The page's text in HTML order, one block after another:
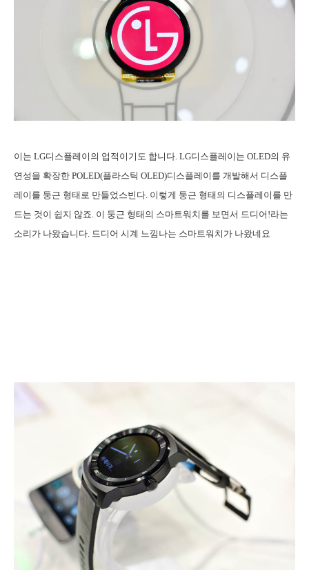
이는 LG디스플레이의 업적이기도 합니다. LG디스플레이는 OLED의 유
연성을 확장한 POLED(플라스틱 OLED)디스플레이를 개발해서 디스플
레이를 둥근 형태로 만들었스빈다. 이렇게 둥근 형태의 디스플레이를 만
드는 것이 쉽지 않죠. 이 둥근 형태의 스마트워치를 보면서 드디어!라는
소리가 나왔습니다. 드디어 시계 느낌나는 스마트워치가 나왔네요